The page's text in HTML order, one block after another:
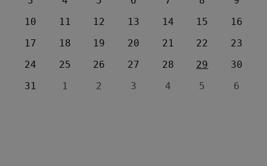
10
11 12 13 14 15
16
17
18 19 20 21 22
23
24
25 26 27 28 29
30
31
1 2 3 4 5 6